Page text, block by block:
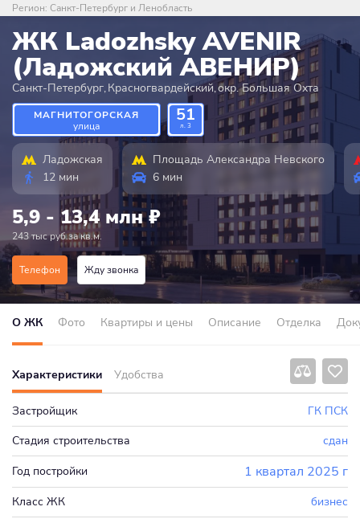
Регион: Санкт-Петербург и Ленобласть
ЖК Ladozhsky AVENIR
(Ладожский АВЕНИР)
Санкт-Петербург,Красногвардейский,окр. Большая Охта
МАГНИТОГОРСКАЯ
улица
51
л. 3
Ладожская
12 мин
Площадь Александра Невского
6 мин
5,9 - 13,4 млн₽
243 тыс руб.за кв.м.
Телефон Жду звонка
О ЖК Фото Квартиры и цены Описание Отделка
Характеристики Удобства
Застройщик
ГК ПСК
Стадия строительства
сдан
Год постройки
1 квартал 2025 г
Класс ЖК бизнес